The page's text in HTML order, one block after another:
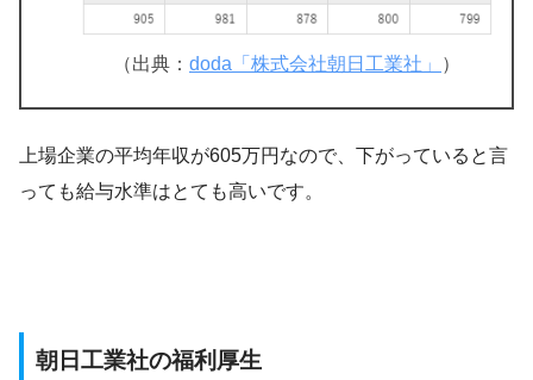
（出典： doda「株式会社朝日工業社」 ）
上場企業の平均年収が605万円なので、下がっていると言
っても給与水準はとても高いです。
朝日工業社の福利厚生